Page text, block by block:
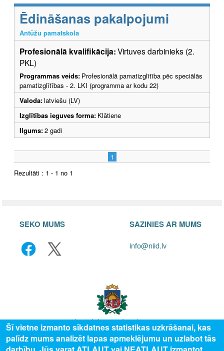
Ēdināšanas pakalpojumi
Antūžu pamatskola
Profesionālā kvalifikācija:Virtuves darbinieks (2.
PKL)
Programmas veids: Profesionālā pamatizglītība pēc speciālās
pamatizglītības - 2. LKI (programma ar kodu 22)
Valoda:latviešu (LV)
Izglītības ieguves forma: Klātiene
Ilgums:2 gadi
1
Rezultāti : 1 - 1 no 1
SEKO MUMS SAZINIES AR MUMS
info@niid.lv
© 2025 Valsts izglītības attīstības aģentūra, publicētā satura visas tiesības
Šī vietne izmanto sīkdatnes statistikas uzkrāšanai, kas
palīdz mums analizēt lapas apmeklējumu un uzlabot tās